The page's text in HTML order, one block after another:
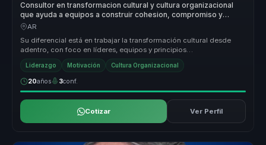
Consultor en transformacion cultural y cultura organizacional
que ayuda a equipos a construir cohesion, compromiso y
cambio sostenible.
AR
Su diferencial está en trabajar la transformación cultural desde
adentro, con foco en líderes, equipos y principios
organizacionales. Hac...
Liderazgo Motivación Cultura Organizacional
20años 3conf.
Cotizar Ver Perfil